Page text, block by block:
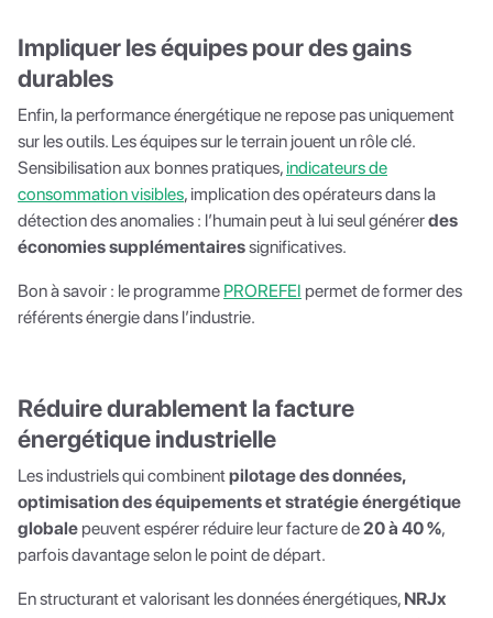
Impliquer les équipes pour des gains
durables
Enfin, la performance énergétique ne repose pas uniquement
sur les outils. Les équipes sur le terrain jouent un rôle clé.
Sensibilisation aux bonnes pratiques,indicateurs de
consommation visibles, implication des opérateurs dans la
détection des anomalies : l’humain peut à lui seul générerdes
économies supplémentairessignificatives.
Bon à savoir : le programme PROREFEI permet de former des
référents énergie dans l’industrie.
Réduire durablement la facture
énergétique industrielle
Les industriels qui combinentpilotage des données,
optimisation des équipements et stratégie énergétique
globale peuvent espérer réduire leur facture de20 à 40 %,
parfois davantage selon le point de départ.
En structurant et valorisant les données énergétiques, NRJx